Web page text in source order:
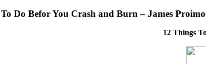
Do Befor You Crash and Burn – James
12 Things